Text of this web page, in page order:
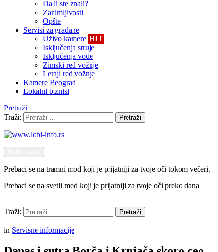
Da li ste znali?
Zanimljivosti
Opšte
Servisi za građane
Uživo kamere HIT
Isključenja struje
Isključenja vode
Zimski red vožnje
Letnji red vožnje
Kamere Beograd
Lokalni biznisi
Pretraži
Traži:
Pretraži
Prebaci se na tramni mod koji je prijatniji za tvoje oči tokom večeri.
Prebaci se na svetli mod koji je prijatniji za tvoje oči preko dana.
Traži:
Pretraži
in Servisne informacije